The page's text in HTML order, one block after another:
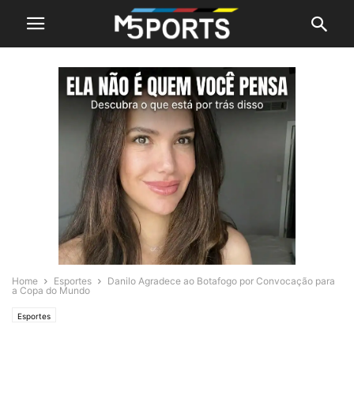
Home Esportes
Danilo Agradece ao Botafogo por Convocação para
a Copa do Mundo
Esportes